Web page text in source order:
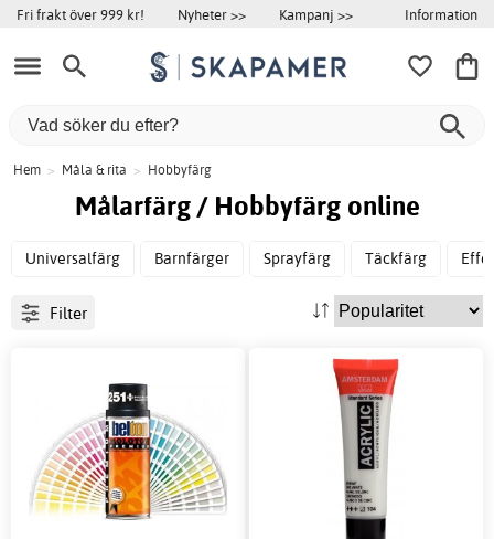
Fri frakt över 999 kr! Nyheter >> Kampanj >> Information
Hem > Måla & rita > Hobbyfärg
Målarfärg / Hobbyfärg online
Universalfärg Barnfärger Sprayfärg Täckfärg
Filter